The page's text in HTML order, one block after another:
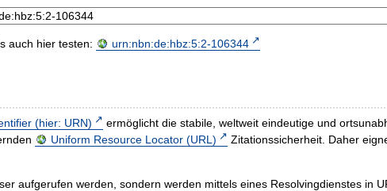
auch hier testen: urn:nbn:de:hbz:5:2-106344
(hier: URN)
ermöglicht die stabile, weltweit eindeutige und
Uniform Resource Locator (URL)
Zitationssicherheit. Daher
aufgerufen werden, sondern werden mittels eines Resolvingdienstes in